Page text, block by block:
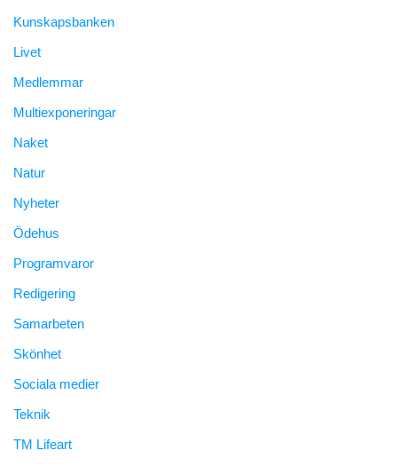
Kunskapsbanken
Livet
Medlemmar
Multiexponeringar
Naket
Natur
Nyheter
Ödehus
Programvaror
Redigering
Samarbeten
Skönhet
Sociala medier
Teknik
TM Lifeart